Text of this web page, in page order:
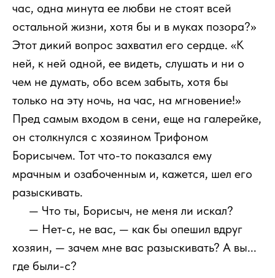
час, одна минута ее любви не стоят всей
остальной жизни, хотя бы и в муках позора?»
Этот дикий вопрос захватил его сердце. «К
ней, к ней одной, ее видеть, слушать и ни о
чем не думать, обо всем забыть, хотя бы
только на эту ночь, на час, на мгновение!»
Пред самым входом в сени, еще на галерейке,
он столкнулся с хозяином Трифоном
Борисычем. Тот что-то показался ему
мрачным и озабоченным и, кажется, шел его
разыскивать.
— Что ты, Борисыч, не меня ли искал?
— Нет-с, не вас, — как бы опешил вдруг
хозяин, — зачем мне вас разыскивать? А вы...
где были-с?